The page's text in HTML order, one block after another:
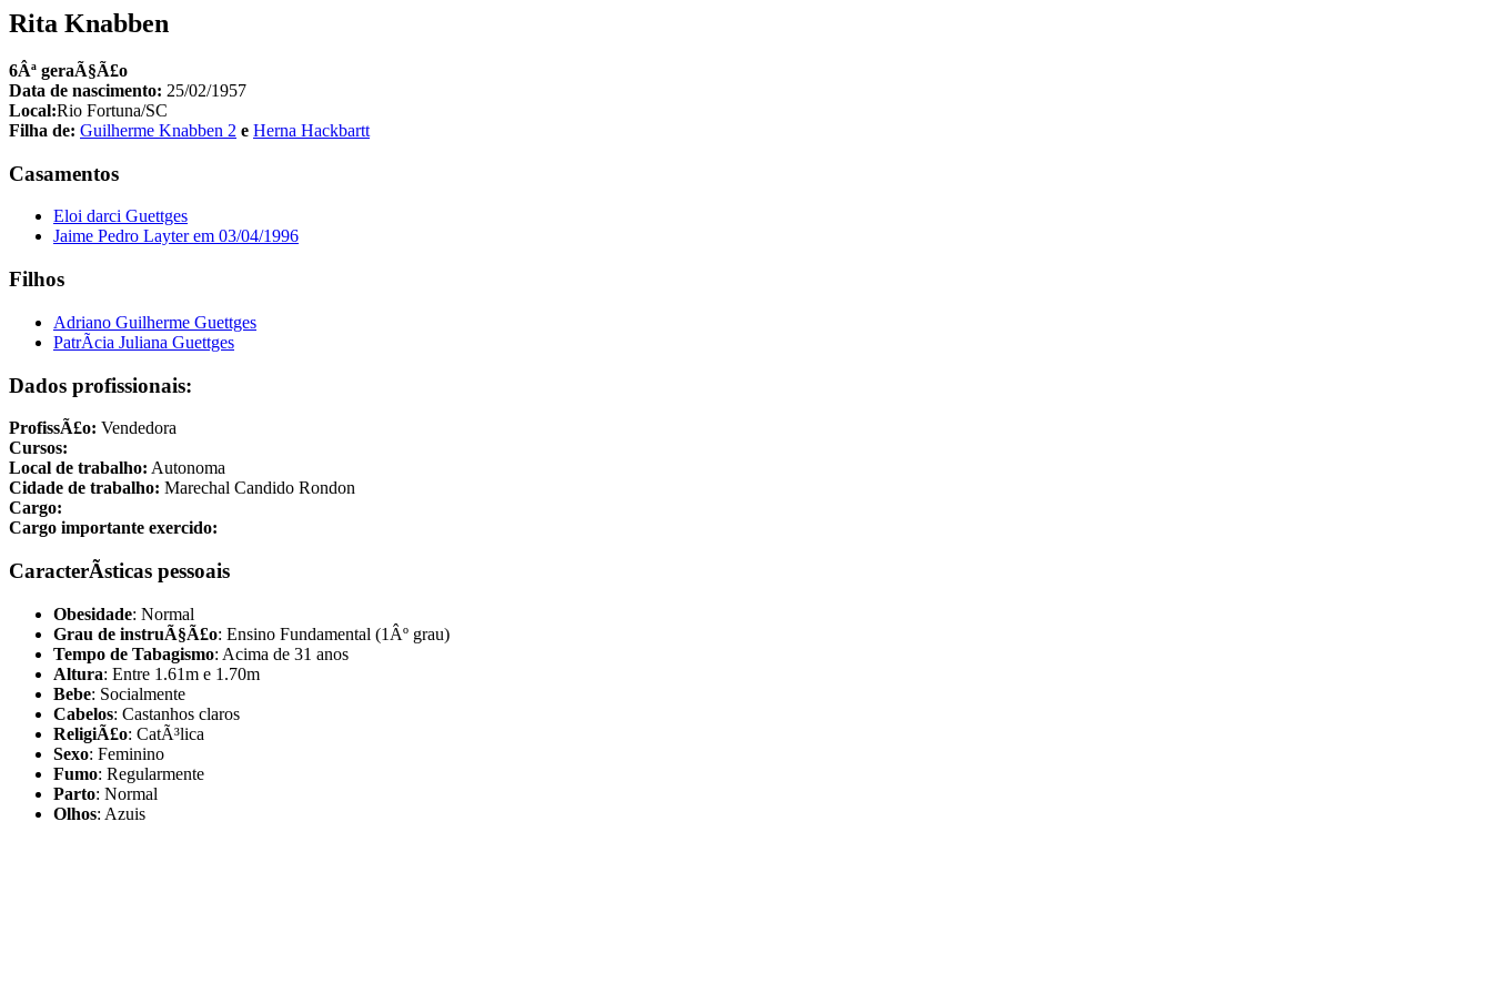
Rita Knabben
6Âª geraÃ§Ã£o
Data de nascimento: 25/02/1957
Local:Rio Fortuna/SC
Filha de: Guilherme Knabben 2 e Herna Hackbartt
Casamentos
Eloi darci Guettges
Jaime Pedro Layter em 03/04/1996
Filhos
Adriano Guilherme Guettges
PatrÃ­cia Juliana Guettges
Dados profissionais:
ProfissÃ£o: Vendedora
Cursos:
Local de trabalho: Autonoma
Cidade de trabalho: Marechal Candido Rondon
Cargo:
Cargo importante exercido:
CaracterÃ­sticas pessoais
Obesidade: Normal
Grau de instruÃ§Ã£o: Ensino Fundamental (1Âº grau)
Tempo de Tabagismo: Acima de 31 anos
Altura: Entre 1.61m e 1.70m
Bebe: Socialmente
Cabelos: Castanhos claros
ReligiÃ£o: CatÃ³lica
Sexo: Feminino
Fumo: Regularmente
Parto: Normal
Olhos: Azuis